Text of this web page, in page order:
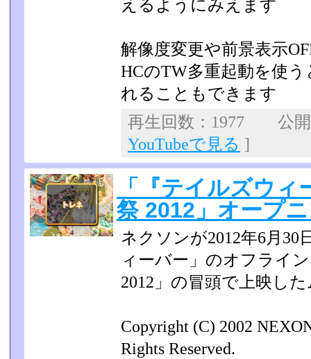
えるようにみえます
解像度変更や前景表示
HCのTW多重起動を使
れることもできます
再生回数：1977 公
YouTubeで見る ]
「『テイルズウ
祭 2012」オープ
ネクソンが2012年6月
ィーバー」のオフライ
2012」の冒頭で上映し
Copyright (C) 2002
Rights Reserved.